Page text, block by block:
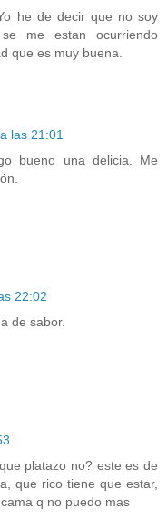
he de decir que no soy
me estan ocurriendo
que es muy buena.
las 21:01
bueno una delicia. Me
22:02
de sabor.
platazo no? este es de
que rico tiene que estar,
q no puedo mas